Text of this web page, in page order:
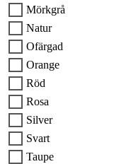
Mörkgrå
Natur
Ofärgad
Orange
Röd
Rosa
Silver
Svart
Taupe